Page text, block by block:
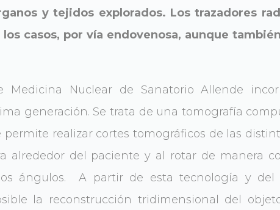
y tejidos explorados. Los trazadores
casos, por vía endovenosa, aunque
Medicina Nuclear de Sanatorio Allende
generación. Se trata de una tomografía
realizar cortes tomográficos de las
alrededor del paciente y al rotar de manera
ángulos. A partir de esta tecnología y del
la reconstrucción tridimensional del